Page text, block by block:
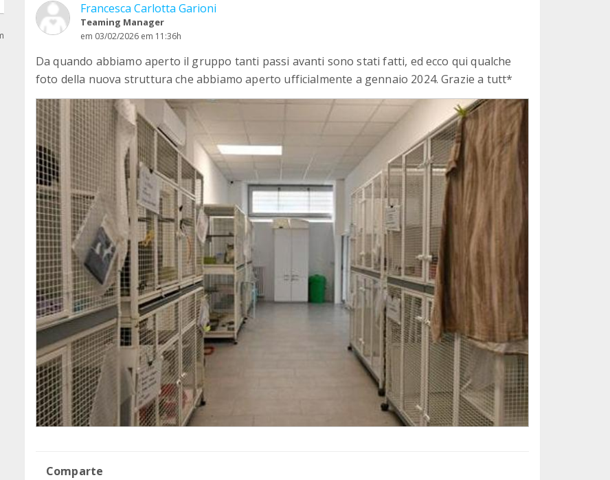
Francesca Carlotta Garioni
Teaming Manager
em 03/02/2026 em 11:36h
Da quando abbiamo aperto il gruppo tanti passi avanti sono stati fatti, ed ecco qui qualche
foto della nuova struttura che abbiamo aperto ufficialmente a gennaio 2024. Grazie a tutt*
Comparte